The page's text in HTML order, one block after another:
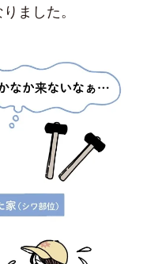
ました。